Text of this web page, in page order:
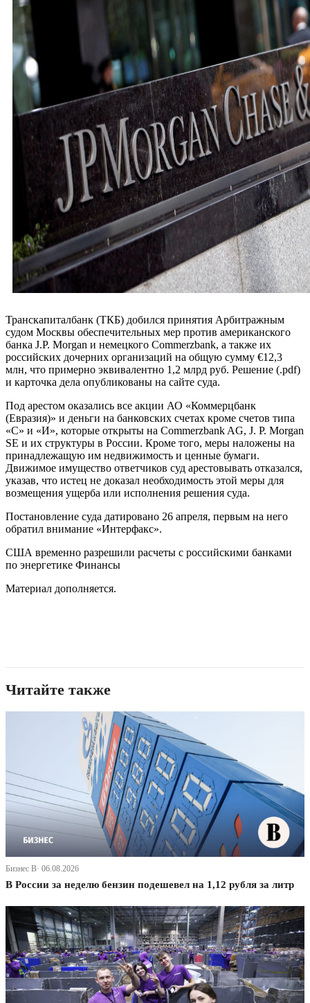
Транскапиталбанк (ТКБ) добился принятия Арбитражным
судом Москвы обеспечительных мер против американского
банка J.P. Morgan и немецкого Commerzbank, а также их
российских дочерних организаций на общую сумму €12,3
млн, что примерно эквивалентно 1,2 млрд руб. Решение (.pdf)
и карточка дела опубликованы на сайте суда.
Под арестом оказались все акции АО «Коммерцбанк
(Евразия)» и деньги на банковских счетах кроме счетов типа
«С» и «И», которые открыты на Commerzbank AG, J. P. Morgan
SE и их структуры в России. Кроме того, меры наложены на
принадлежащую им недвижимость и ценные бумаги.
Движимое имущество ответчиков суд арестовывать отказался,
указав, что истец не доказал необходимость этой меры для
возмещения ущерба или исполнения решения суда.
Постановление суда датировано 26 апреля, первым на него
обратил внимание «Интерфакс».
США временно разрешили расчеты с российскими банками
по энергетике Финансы
Материал дополняется.
Читайте также
Бизнес В· 06.08.2026
В России за неделю бензин подешевел на 1,12 рубля за литр